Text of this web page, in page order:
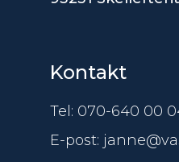
Kontakt
Tel: 070-640 00
E-post: